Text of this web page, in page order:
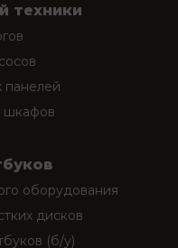
техники
панелей
шкафов
оборудования
дисков
(б/у)